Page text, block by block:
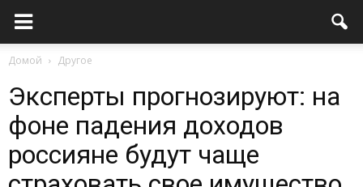
Домой Другое
Эксперты прогнозируют: на
фоне падения доходов
россияне будут чаще